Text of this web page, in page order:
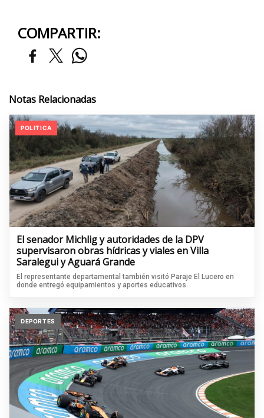
COMPARTIR:
Notas Relacionadas
POLITICA
El senador Michlig y autoridades de la DPV
supervisaron obras hídricas y viales en Villa
Saralegui y Aguará Grande
El representante departamental también visitó Paraje El Lucero en
donde entregó equipamientos y aportes educativos.
DEPORTES